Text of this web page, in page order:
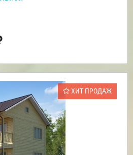
ХИТ ПРОДАЖ